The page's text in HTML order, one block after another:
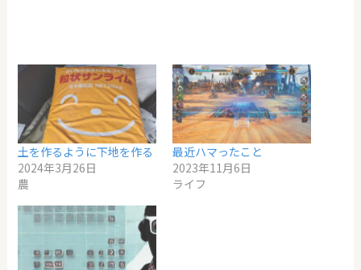
土を作るように下地を作る
2024年3月26日
農
最近ハマったこと
2023年11月6日
ライフ